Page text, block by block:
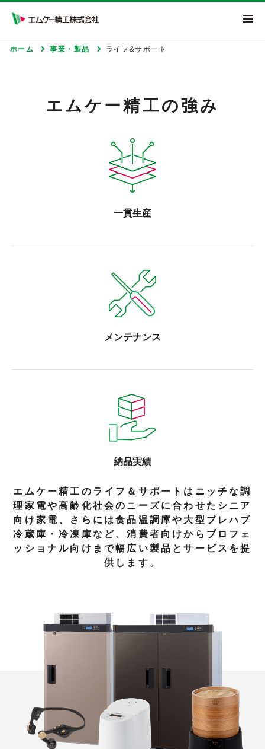
エムケー精工株式
ホーム 事業・製品 ライフ&サポート
エムケー精工の強み
一貫生産
メンテナンス
納品実績
エムケー精工のライフ＆サポートはニッチな調
理家電や高齢化社会のニーズに合わせた シニア
向け家電、さらには食品温調庫や大型プレハブ
冷蔵庫・冷凍庫など、消費者向けからプロフェ
ッショナル向けまで幅広い製品とサービスを提
供します。